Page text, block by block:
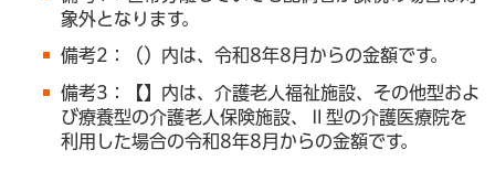
象外となります。
備考2：（）内は、令和8年8月からの金額です。
備考3：【】内は、介護老人福祉施設、その他型およ
び療養型の介護老人保険施設、Ⅱ型の介護医療院を
利用した場合の令和8年8月からの金額です。